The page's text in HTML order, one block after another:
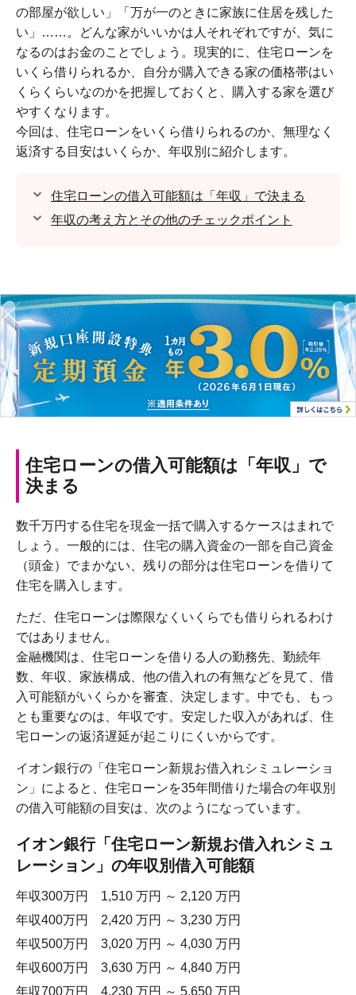
の部屋が欲しい」「万が一のときに家族に住居を残した
い」……。どんな家がいいかは人それぞれですが、気に
なるのはお金のことでしょう。現実的に、住宅ローンを
いくら借りられるか、自分が購入できる家の価格帯はい
くらくらいなのかを把握しておくと、購入する家を選び
やすくなります。
今回は、住宅ローンをいくら借りられるのか、無理なく
返済する目安はいくらか、年収別に紹介します。
住宅ローンの借入可能額は「年収」で決まる
年収の考え方とその他のチェックポイント
住宅ローンの借入可能額は「年収」で
決まる
数千万円する住宅を現金一括で購入するケースはまれで
しょう。一般的には、住宅の購入資金の一部を自己資金
（頭金）でまかない、残りの部分は住宅ローンを借りて
住宅を購入します。
ただ、住宅ローンは際限なくいくらでも借りられるわけ
ではありません。
金融機関は、住宅ローンを借りる人の勤務先、勤続年
数、年収、家族構成、他の借入れの有無などを見て、借
入可能額がいくらかを審査、決定します。中でも、もっ
とも重要なのは、年収です。安定した収入があれば、住
宅ローンの返済遅延が起こりにくいからです。
イオン銀行の「住宅ローン新規お借入れシミュレーショ
ン」によると、住宅ローンを35年間借りた場合の年収別
の借入可能額の目安は、次のようになっています。
イオン銀行「住宅ローン新規お借入れシミュ
レーション」の年収別借入可能額
年収300万円 1,510 万円 ～ 2,120 万円
年収400万円 2,420 万円 ～ 3,230 万円
年収500万円 3,020 万円 ～ 4,030 万円
年収600万円 3,630 万円 ～ 4,840 万円
年収700万円 4,230 万円 ～ 5,650 万円